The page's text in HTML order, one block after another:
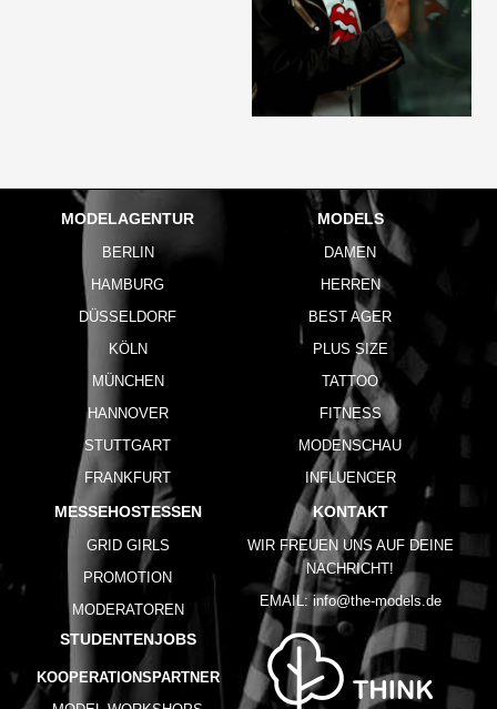
MODELAGENTUR
BERLIN
HAMBURG
DÜSSELDORF
KÖLN
MÜNCHEN
HANNOVER
STUTTGART
FRANKFURT
MODELS
DAMEN
HERREN
BEST AGER
PLUS SIZE
TATTOO
FITNESS
MODENSCHAU
INFLUENCER
MESSEHOSTESSEN
GRID GIRLS
PROMOTION
MODERATOREN
STUDENTENJOBS
KOOPERATIONSPARTNER
KONTAKT
WIR FREUEN UNS AUF DEINE
NACHRICHT!
EMAIL: info@the-models.de